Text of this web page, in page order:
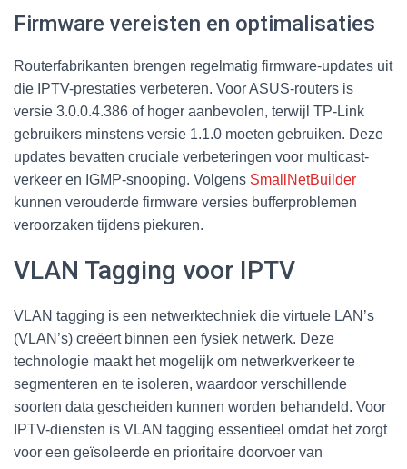
Firmware vereisten en optimalisaties
Routerfabrikanten brengen regelmatig firmware-updates uit
die IPTV-prestaties verbeteren. Voor ASUS-routers is
versie 3.0.0.4.386 of hoger aanbevolen, terwijl TP-Link
gebruikers minstens versie 1.1.0 moeten gebruiken. Deze
updates bevatten cruciale verbeteringen voor multicast-
verkeer en IGMP-snooping. Volgens SmallNetBuilder
kunnen verouderde firmware versies bufferproblemen
veroorzaken tijdens piekuren.
VLAN Tagging voor IPTV
VLAN tagging is een netwerktechniek die virtuele LAN’s
(VLAN’s) creëert binnen een fysiek netwerk. Deze
technologie maakt het mogelijk om netwerkverkeer te
segmenteren en te isoleren, waardoor verschillende
soorten data gescheiden kunnen worden behandeld. Voor
IPTV-diensten is VLAN tagging essentieel omdat het zorgt
voor een geïsoleerde en prioritaire doorvoer van